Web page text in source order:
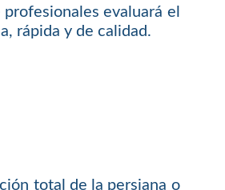
evaluará el
rápida y de calidad.
total de la persiana o